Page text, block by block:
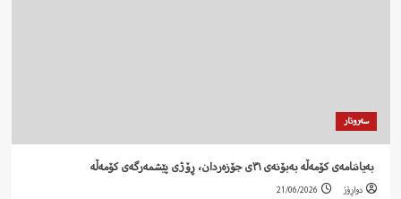
سەروتار
‍ بەیاننامەی کۆمەڵە بەبۆنەی ٣١ی جۆزەردان، ڕۆژی پێشمەرگەی کۆمەڵە
دواڕۆژ 21/06/2026